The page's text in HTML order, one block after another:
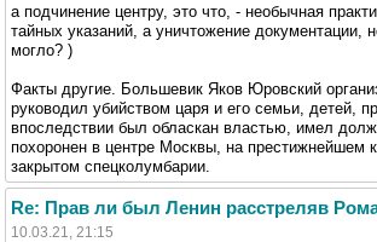
а подчинение центру, это что, - необычная
тайных указаний, а уничтожение документации,
могло? )
Факты другие. Большевик Яков Юровский
руководил убийством царя и его семьи, детей,
впоследствии был обласкан властью, имел
похоронен в центре Москвы, на престижнейшем
закрытом спецколумбарии.
Re: Прав ли был Ленин расстреляв
10.03.21, 21:15